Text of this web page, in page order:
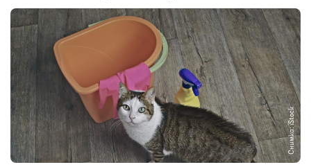
Снимка: iStock